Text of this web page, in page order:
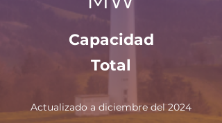
Capacidad
Total
Actualizado a diciembre del 2024